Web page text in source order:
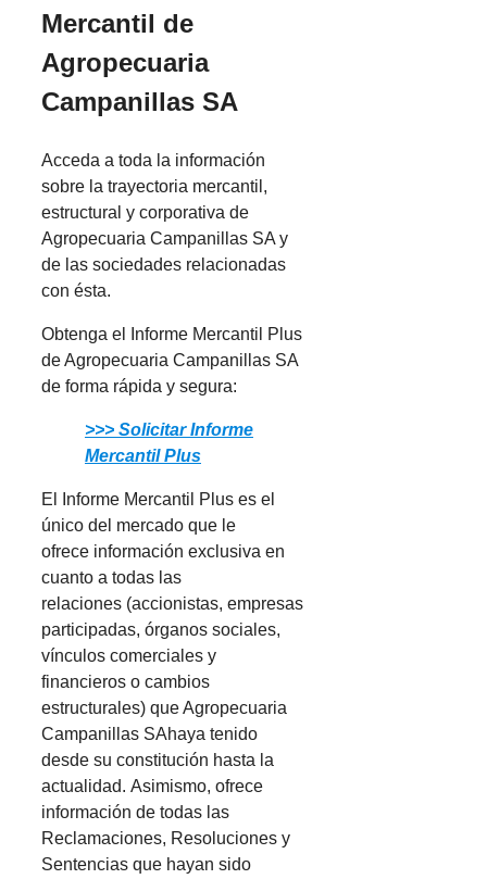
Mercantil de
Agropecuaria
Campanillas SA
Acceda a toda la información
sobre la trayectoria mercantil,
estructural y corporativa de
Agropecuaria Campanillas SA y
de las sociedades relacionadas
con ésta.
Obtenga el Informe Mercantil Plus
de Agropecuaria Campanillas SA
de forma rápida y segura:
>>> Solicitar Informe
Mercantil Plus
El Informe Mercantil Plus es el
único del mercado que le
ofrece información exclusiva en
cuanto a todas las
relaciones (accionistas, empresas
participadas, órganos sociales,
vínculos comerciales y
financieros o cambios
estructurales) que Agropecuaria
Campanillas SAhaya tenido
desde su constitución hasta la
actualidad. Asimismo, ofrece
información de todas las
Reclamaciones, Resoluciones y
Sentencias que hayan sido